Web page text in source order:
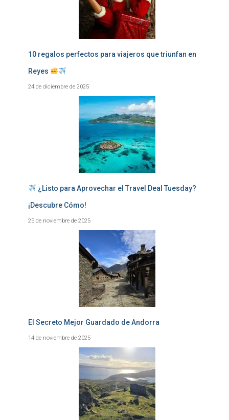
10 regalos perfectos para viajeros que triunfan en
Reyes
24 de diciembre de 2025
¿Listo para Aprovechar el Travel Deal Tuesday?
¡Descubre Cómo!
25 de noviembre de 2025
El Secreto Mejor Guardado de Andorra
14 de noviembre de 2025